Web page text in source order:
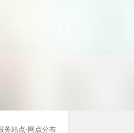
务站点-网点分布